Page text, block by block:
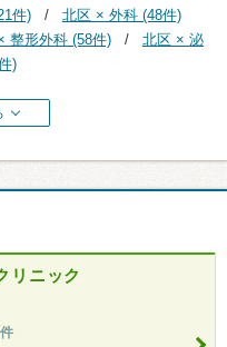
件)
北区 × 外科 (48件)
整形外科 (58件)
北区 × 泌
)
リニック